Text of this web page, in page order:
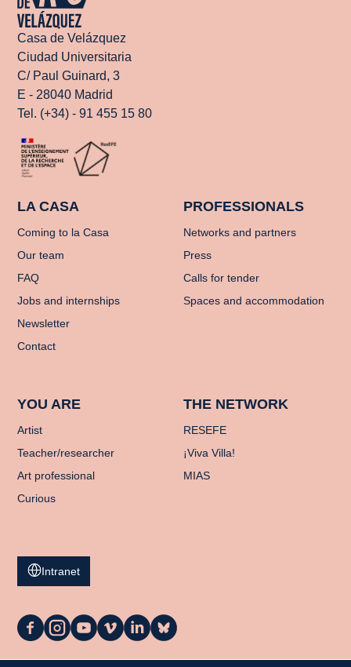
Casa de Velázquez
Ciudad Universitaria
C/ Paul Guinard, 3
E - 28040 Madrid
Tel. (+34) - 91 455 15 80
LA CASA
Coming to la Casa
Our team
FAQ
Jobs and internships
Newsletter
Contact
PROFESSIONALS
Networks and partners
Press
Calls for tender
Spaces and accommodation
YOU ARE
Artist
Teacher/researcher
Art professional
Curious
THE NETWORK
RESEFE
¡Viva Villa!
MIAS
Intranet
La
on
La
on
La
on
La
on
La
on
La
on